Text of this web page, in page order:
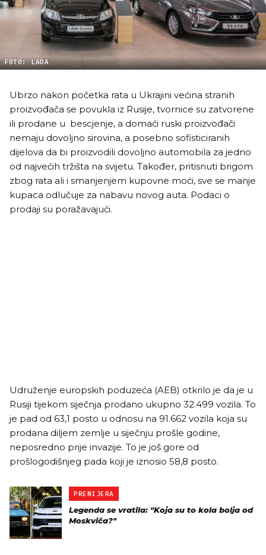
FOTO: LADA
Ubrzo nakon početka rata u Ukrajini većina stranih
proizvođača se povukla iz Rusije, tvornice su zatvorene
ili prodane u bescjenje, a domaći ruski proizvođači
nemaju dovoljno sirovina, a posebno sofisticiranih
dijelova da bi proizvodili dovoljno automobila za jedno
od najvećih tržišta na svijetu. Također, pritisnuti brigom
zbog rata ali i smanjenjem kupovne moći, sve se manje
kupaca odlučuje za nabavu novog auta. Podaci o
prodaji su poražavajući.
Udruženje europskih poduzeća (AEB) otkrilo je da je u
Rusiji tijekom siječnja prodano ukupno 32.499 vozila. To
je pad od 63,1 posto u odnosu na 91.662 vozila koja su
prodana diljem zemlje u siječnju prošle godine,
neposredno prije invazije. To je još gore od
prošlogodišnjeg pada koji je iznosio 58,8 posto.
PREMIJERA
Legenda se vratila: "Koja su to kola bolja od
Moskviča?"